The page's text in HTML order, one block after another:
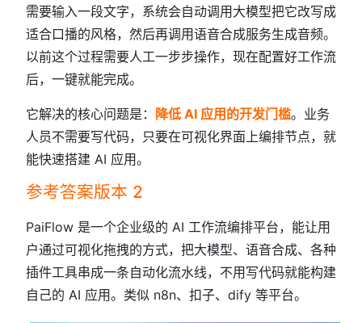
需要输入一段文字，系统会自动调用大模型把它改写成
适合口播的风格，然后再调用语音合成服务生成音频。
以前这个过程需要人工一步步操作，现在配置好工作流
后，一键就能完成。
它解决的核心问题是： 降低 AI 应用的开发门槛。业务
人员不需要写代码，只要在可视化界面上编排节点，就
能快速搭建 AI 应用。
参考答案版本 2
PaiFlow 是一个企业级的 AI 工作流编排平台，能让用
户通过可视化拖拽的方式，把大模型、语音合成、各种
插件工具串成一条自动化流水线，不用写代码就能构建
自己的 AI 应用。类似 n8n、扣子、dify 等平台。